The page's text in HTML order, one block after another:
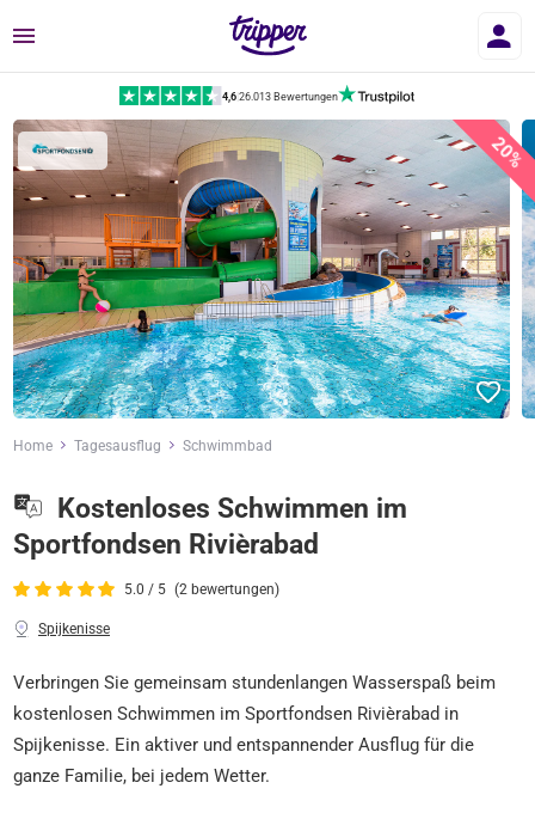
Menü
4,6|26.013 Bewertungen
20%
Home Tagesausflug Schwimmbad
Kostenloses Schwimmen im
Sportfondsen Rivièrabad
5.0 / 5 (2 bewertungen)
Spijkenisse
Verbringen Sie gemeinsam stundenlangen Wasserspaß beim
kostenlosen Schwimmen im Sportfondsen Rivièrabad in
Spijkenisse. Ein aktiver und entspannender Ausflug für die
ganze Familie, bei jedem Wetter.